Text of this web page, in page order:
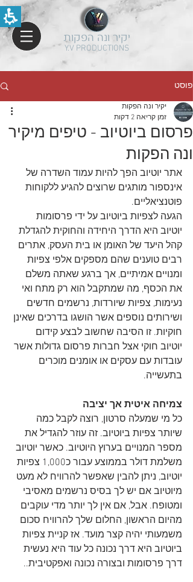
יקיר ונה הפקות
Y.V PRODUCTIONS
פוסט
פרסום ביוטיוב - טיפים מיקיר
ונה הפקות
יקיר ונה הפקות
זמן קריאה 2 דקות
אתר יוטיוב הפך להיות עמוד השדרה של
אינספור מותגים שרוצים להגיע ללקוחות
פוטנציאליים.
הגעה לצפיות ביוטיוב על ידי פרסומות
יוטיוב היא הדרך היחידה והחוקית להגדלת
קהל היעד של האומן או בית העסק, אתרים
רבים טוענים שהם מספקים אלפי צפיות
ומנויים אמיתיים, אך ברגע שאתה משלם
את הכסף, מה שמתקבל הוא רק מתח ואי
נעימות, צפיות שיורדות, נרשמים חדשים
ושירותים נוספים אשר הושגו בדרכים שאינן
חוקיות. זו הסיבה שחשוב לבצע קידום
יוטיוב חוקי אצל חברות פרסום גדולות אשר
עובדות עם עסקים או אומנים מוכרים
בתעשייה.
צמיחה איטית אך יציבה
כל מי שמעלה סרטון, רוצה לקבל כמה
שיותר צפיות ביוטיוב. זה עוזר להגדיל את
מספר המנויים בערוץ היוטיוב. כאשר יוטיוב
משלמת דולר בממוצע עבור כ1,000 צפיות
יוטיוב, ניתן להבין שאפשר להרוויח לא מעט
מיוטיוב אם יש לך בסיס נרשמים מאסיבי
ומטופח. אבל, אם אין לך יותר מדי עוקבים
מהיום הראשון, החלום שלך להרוויח סכום
משמעותי יהיה קצר מועד. אז קניית צפיות
ביוטיוב היא דרך נכונה כל עוד היא נעשית
דרך פרסומות ובצורה נכונה ואפקטיבית..